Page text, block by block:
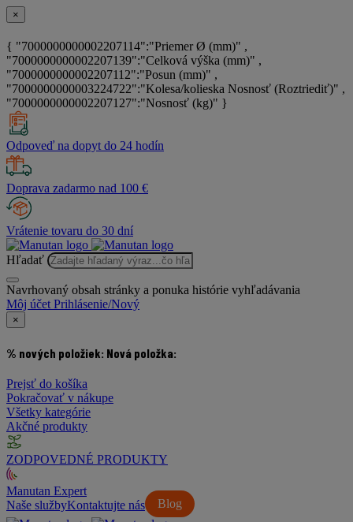
×
{ "7000000000002207114":"Priemer Ø (mm)" ,
"7000000000002207139":"Celková výška (mm)" ,
"7000000000002207112":"Posun (mm)" ,
"7000000000003224722":"Kolesa/kolieska Nosnosť (Roztriediť)" ,
"7000000000002207127":"Nosnosť (kg)" }
Odpoveď na dopyt do 24 hodín
Doprava zadarmo nad 100 €
Vrátenie tovaru do 30 dní
Hľadať
Navrhovaný obsah stránky a ponuka histórie vyhľadávania
Môj účet Prihlásenie/Nový
×
% nových položiek: Nová položka:
Prejsť do košíka
Pokračovať v nákupe
Všetky kategórie
Akčné produkty
ZODPOVEDNÉ PRODUKTY
Manutan Expert
Naše služby
Blog
Kontaktujte nás